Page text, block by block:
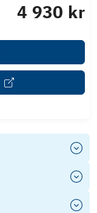
4 930 kr